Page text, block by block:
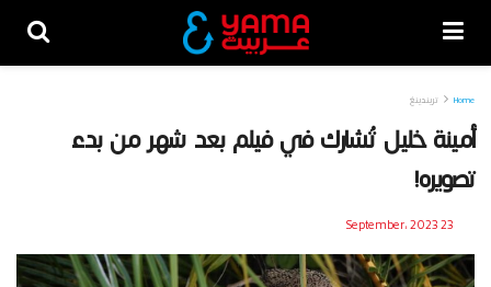
Home تريندينغ
أمينة خليل تُشارك في فيلم بعد شهر من بدء
تصويره!
23 September، 2023